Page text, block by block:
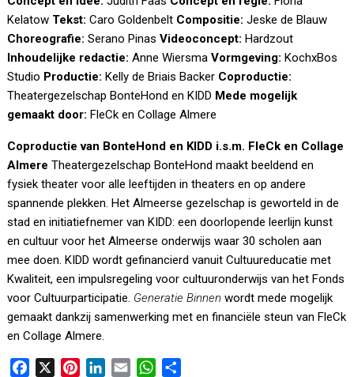
Kelatow Tekst:Caro Goldenbelt Compositie:Jeske de Blauw
Choreografie:Serano PinasVideoconcept:Hardzout
Inhoudelijke redactie:Anne WiersmaVormgeving:KochxBos
Studio Productie:Kelly de Briais Backer Coproductie:
Theatergezelschap BonteHond en KIDD Mede mogelijk
gemaakt door:FleCk en Collage Almere
Coproductie van BonteHond en KIDD i.s.m. FleCk en Collage
AlmereTheatergezelschap BonteHond maakt beeldend en
fysiek theater voor alle leeftijden in theaters en op andere
spannende plekken. Het Almeerse gezelschap is geworteld in de
stad en initiatiefnemer van KIDD: een doorlopende leerlijn kunst
en cultuur voor het Almeerse onderwijs waar 30 scholen aan
mee doen. KIDD wordt gefinancierd vanuit Cultuureducatie met
Kwaliteit, een impulsregeling voor cultuuronderwijs van het Fonds
voor Cultuurparticipatie. Generatie Binnenwordt mede mogelijk
gemaakt dankzij samenwerking met en financiële steun van FleCk
en Collage Almere.
W